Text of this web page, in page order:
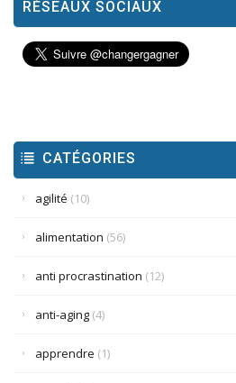
RÉSEAUX SOCIAUX
CATÉGORIES
agilité (10)
alimentation (56)
anti procrastination (12)
anti-aging (4)
apprendre (1)